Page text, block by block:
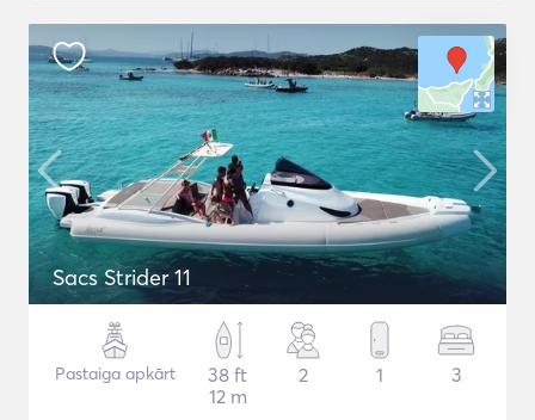
Sacs Strider 11
Pastaiga apkārt
38 ft
12 m
2 1 3